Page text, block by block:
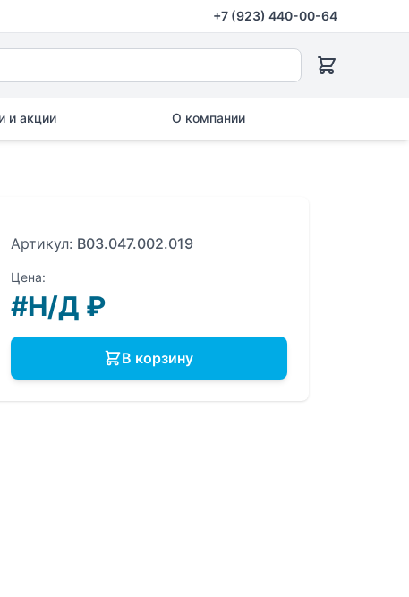
+7 (923) 440-00-64
и акции О компании
Артикул: B03.047.002.019
Цена:
#Н/Д ₽
В корзину